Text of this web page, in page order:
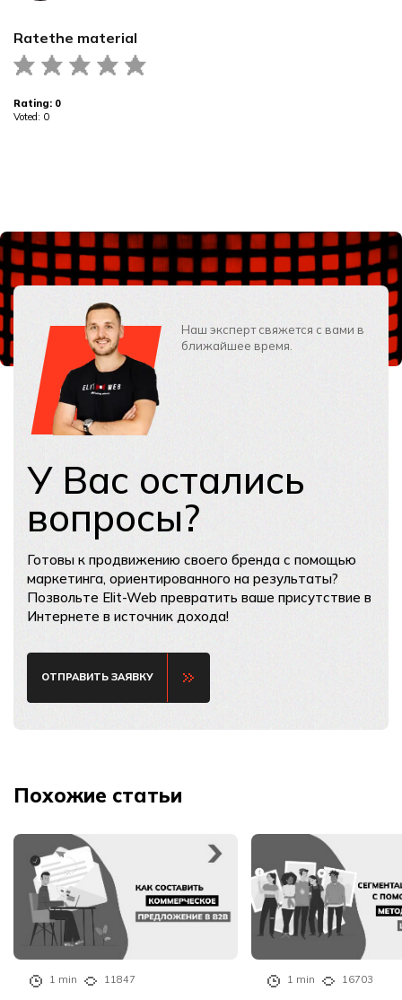
Ratethe material
Rating: 0
Voted: 0
Наш эксперт свяжется с вами в
ближайшее время.
У Вас остались
вопросы?
Готовы к продвижению своего бренда с помощью
маркетинга, ориентированного на результаты?
Позвольте Elit-Web превратить ваше присутствие в
Интернете в источник дохода!
ОТПРАВИТЬ ЗАЯВКУ
Похожие статьи
1 min 11847 1 min 16703